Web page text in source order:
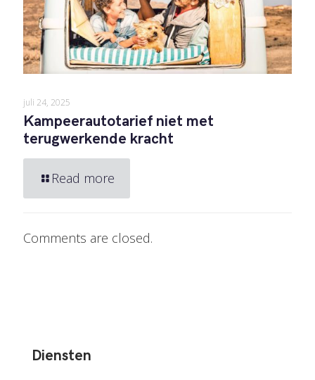
juli 24, 2025
Kampeerautotarief niet met
terugwerkende kracht
Read more
Comments are closed.
Diensten